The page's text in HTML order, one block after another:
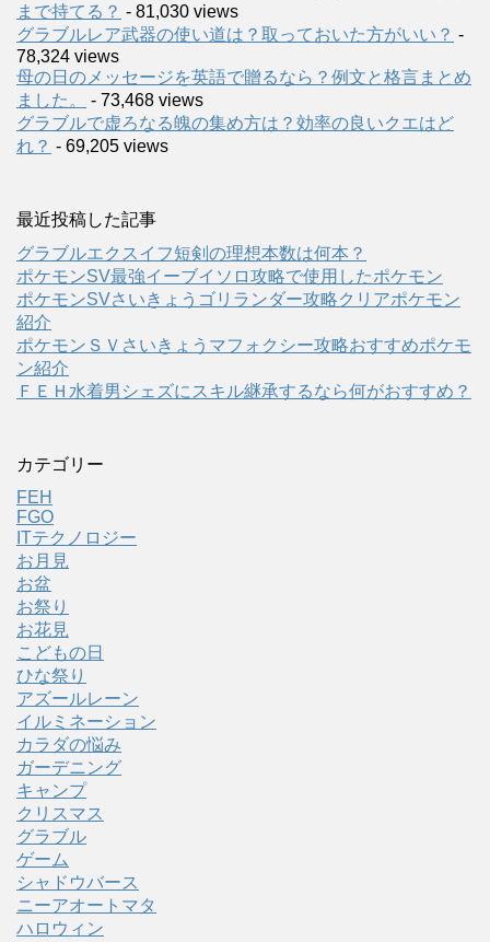
まで持てる？ - 81,030 views
グラブルレア武器の使い道は？取っておいた方がいい？ -
78,324 views
母の日のメッセージを英語で贈るなら？例文と格言まとめ
ました。
- 73,468 views
グラブルで虚ろなる魄の集め方は？効率の良いクエはど
れ？ - 69,205 views
最近投稿した記事
グラブルエクスイフ短剣の理想本数は何本？
ポケモンSV最強イーブイソロ攻略で使用したポケモン
ポケモンSVさいきょうゴリランダー攻略クリアポケモン
紹介
ポケモンＳＶさいきょうマフォクシー攻略おすすめポケモ
ン紹介
ＦＥＨ水着男シェズにスキル継承するなら何がおすすめ？
カテゴリー
FEH
FGO
ITテクノロジー
お月見
お盆
お祭り
お花見
こどもの日
ひな祭り
アズールレーン
イルミネーション
カラダの悩み
ガーデニング
キャンプ
クリスマス
グラブル
ゲーム
シャドウバース
ニーアオートマタ
ハロウィン